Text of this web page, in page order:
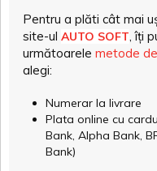
Pentru a plăti cât mai
site-ul AUTO SOFT , îți
următoarele metode
alegi:
Numerar la livrare
Plata online cu
Bank, Alpha Bank,
Bank)